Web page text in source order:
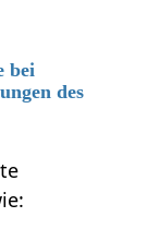
bei
des